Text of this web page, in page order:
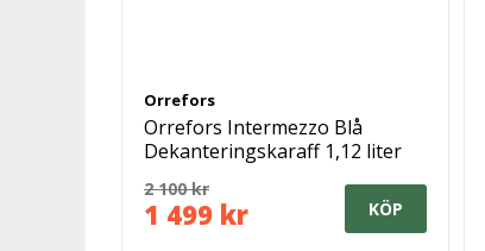
Orrefors
Orrefors Intermezzo Blå
Dekanteringskaraff 1,12 liter
2 100 kr
1 499 kr KÖP